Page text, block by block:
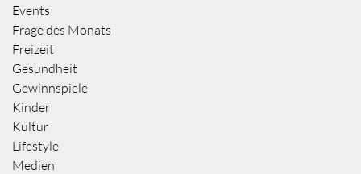
Events
Frage des Monats
Freizeit
Gesundheit
Gewinnspiele
Kinder
Kultur
Lifestyle
Medien